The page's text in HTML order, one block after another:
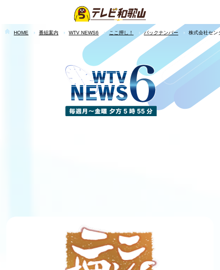
HOME 番組案内 WTV NEWS6 ここ押し！ バックナンバー 株式会社セン